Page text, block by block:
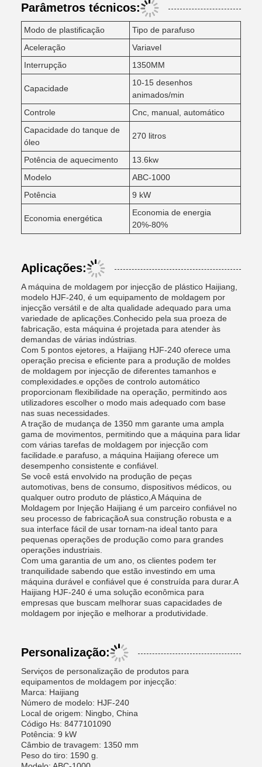
Parâmetros técnicos:
Modo de plastificação
Tipo de parafuso
Aceleração
Variavel
Interrupção
1350MM
Capacidade
10-15 desenhos
animados/min
Controle
Cnc, manual, automático
Capacidade do tanque de
óleo
270 litros
Potência de aquecimento
13.6kw
Modelo
ABC-1000
Potência
9 kW
Economia energética
Economia de energia
20%-80%
Aplicações:
A máquina de moldagem por injecção de plástico Haijiang,
modelo HJF-240, é um equipamento de moldagem por
injecção versátil e de alta qualidade adequado para uma
variedade de aplicações.Conhecido pela sua proeza de
fabricação, esta máquina é projetada para atender às
demandas de várias indústrias.
Com 5 pontos ejetores, a Haijiang HJF-240 oferece uma
operação precisa e eficiente para a produção de moldes
de moldagem por injecção de diferentes tamanhos e
complexidades.e opções de controlo automático
proporcionam flexibilidade na operação, permitindo aos
utilizadores escolher o modo mais adequado com base
nas suas necessidades.
A tração de mudança de 1350 mm garante uma ampla
gama de movimentos, permitindo que a máquina para lidar
com várias tarefas de moldagem por injecção com
facilidade.e parafuso, a máquina Haijiang oferece um
desempenho consistente e confiável.
Se você está envolvido na produção de peças
automotivas, bens de consumo, dispositivos médicos, ou
qualquer outro produto de plástico,A Máquina de
Moldagem por Injeção Haijiang é um parceiro confiável no
seu processo de fabricaçãoA sua construção robusta e a
sua interface fácil de usar tornam-na ideal tanto para
pequenas operações de produção como para grandes
operações industriais.
Com uma garantia de um ano, os clientes podem ter
tranquilidade sabendo que estão investindo em uma
máquina durável e confiável que é construída para durar.A
Haijiang HJF-240 é uma solução econômica para
empresas que buscam melhorar suas capacidades de
moldagem por injeção e melhorar a produtividade.
Personalização:
Serviços de personalização de produtos para
equipamentos de moldagem por injecção:
Marca: Haijiang
Número de modelo: HJF-240
Local de origem: Ningbo, China
Código Hs: 8477101090
Potência: 9 kW
Câmbio de travagem: 1350 mm
Peso do tiro: 1590 g.